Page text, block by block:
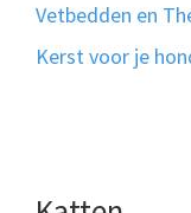
Vetbedden en
Kerst voor je